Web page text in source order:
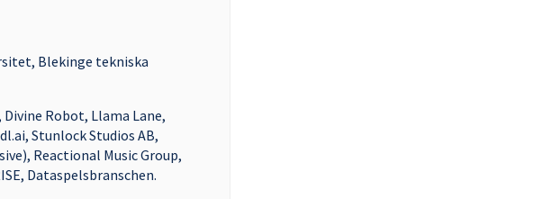
Blekinge tekniska
Robot, Llama Lane,
Stunlock Studios AB,
Reactional Music Group,
Dataspelsbranschen.